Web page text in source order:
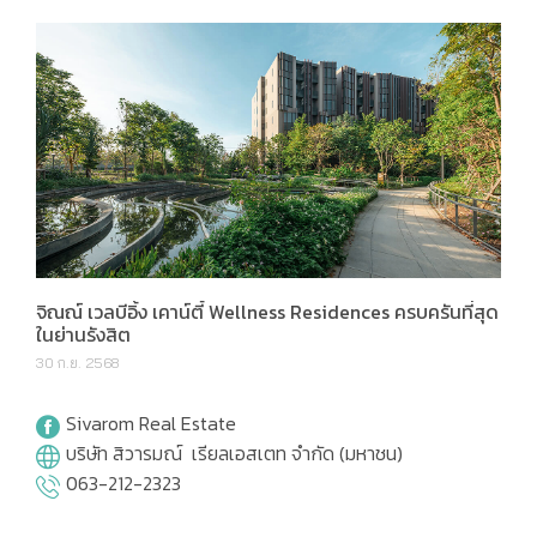
จิณณ์ เวลบีอิ้ง เคาน์ตี้ Wellness Residences ครบครันที่สุด
ในย่านรังสิต
30 ก.ย. 2568
Sivarom Real Estate
บริษัท สิวารมณ์ เรียลเอสเตท จำกัด (มหาชน)
063-212-2323